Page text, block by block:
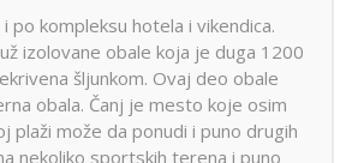
po kompleksu hotela i vikendica.
izolovane obale koja je duga 1200
šljunkom. Ovaj deo obale
obala. Čanj je mesto koje osim
plaži može da ponudi i puno drugih
nekoliko sportskih terena i puno